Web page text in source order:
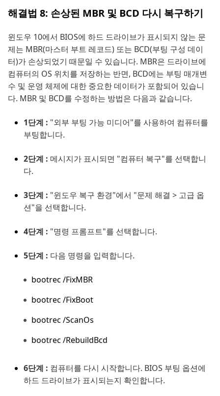
해결법 8: 손상된 MBR 및 BCD 다시 복구하기
윈도우 10에서 BIOS에 하드 드라이브가 표시되지 않는 문
제는 MBR(마스터 부트 레코드) 또는 BCD(부팅 구성 데이
터)가 손상되었기 때문일 수 있습니다. MBR은 드라이브에
컴퓨터의 OS 위치를 저장하는 반면, BCD에는 부팅 매개변
수 및 운영 체제에 대한 중요한 데이터가 포함되어 있습니
다. MBR 및 BCD를 수정하는 방법은 다음과 같습니다.
1단계 : "외부 부팅 가능 미디어"를 사용하여 컴퓨터를
부팅합니다.
2단계 : 메시지가 표시되면 "컴퓨터 복구"를 선택합니
다.
3단계 : "윈도우 복구 환경"에서 "문제 해결 > 고급 옵
션"을 선택합니다.
4단계 : "명령 프롬프트"를 선택합니다.
5단계 : 다음 명령을 입력합니다.
bootrec /FixMBR
bootrec /FixBoot
bootrec /ScanOs
bootrec /RebuildBcd
6단계 : 컴퓨터를 다시 시작합니다. BIOS 부팅 옵션에
하드 드라이브가 표시되는지 확인합니다.